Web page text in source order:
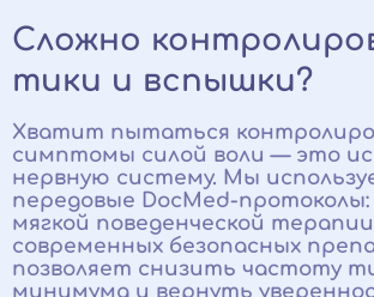
Сложно
тики и вспышки?
Хватит пытаться
симптомы силой воли — это
нервную систему. Мы
передовые DocMed-
мягкой поведенческой
современных безопасных
позволяет снизить частоту
минимума и вернуть